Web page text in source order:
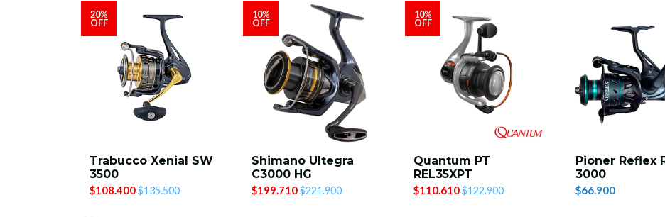
20%
OFF
Trabucco Xenial SW
3500
$108.400$135.500
10%
OFF
Shimano Ultegra
C3000 HG
$199.710$221.900
10%
OFF
Quantum PT
REL35XPT
$110.610$122.900
Pioner Reflex
3000
$66.900